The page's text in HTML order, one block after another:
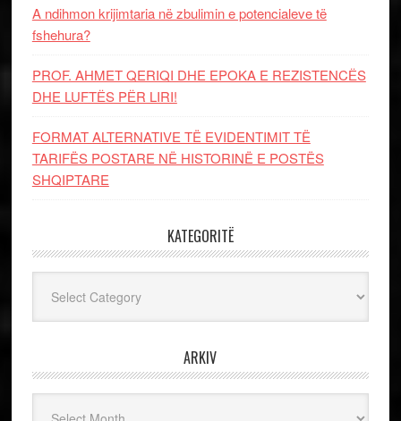
A ndihmon krijimtaria në zbulimin e potencialeve të
fshehura?
PROF. AHMET QERIQI DHE EPOKA E REZISTENCЁS
DHE LUFTЁS PЁR LIRI!
FORMAT ALTERNATIVE TË EVIDENTIMIT TË
TARIFËS POSTARE NË HISTORINË E POSTËS
SHQIPTARE
KATEGORITË
ARKIV